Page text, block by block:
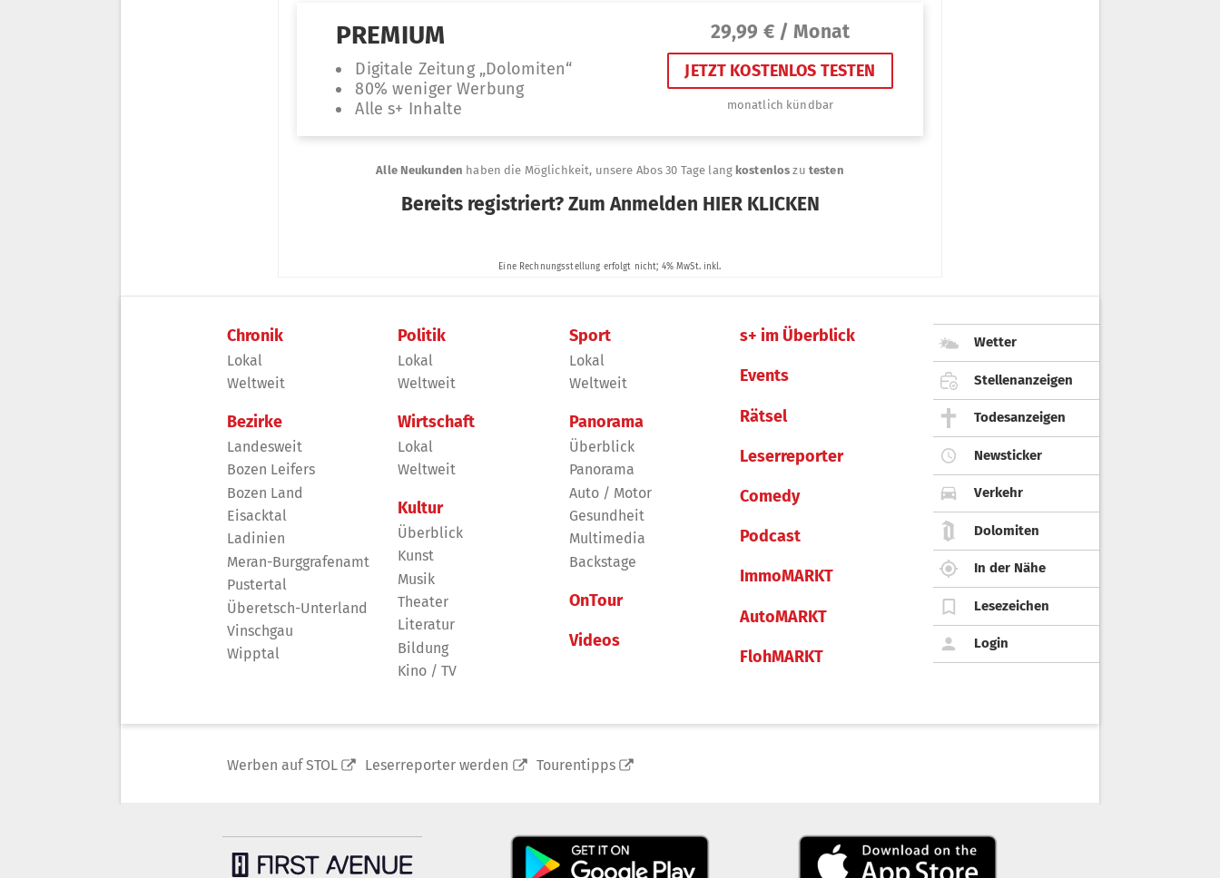
Chronik
Lokal
Weltweit
Bezirke
Landesweit
Bozen Leifers
Bozen Land
Eisacktal
Ladinien
Meran-Burggrafenamt
Pustertal
Überetsch-Unterland
Vinschgau
Wipptal
Politik
Lokal
Weltweit
Wirtschaft
Lokal
Weltweit
Kultur
Überblick
Kunst
Musik
Theater
Literatur
Bildung
Kino / TV
Sport
Lokal
Weltweit
Panorama
Überblick
Panorama
Auto / Motor
Gesundheit
Multimedia
Backstage
OnTour
Videos
s+ im Überblick
Events
Rätsel
Leserreporter
Comedy
Podcast
ImmoMARKT
AutoMARKT
FlohMARKT
Wetter
Stellenanzeigen
Todesanzeigen
Newsticker
Verkehr
Dolomiten
In der Nähe
Lesezeichen
Login
Werben auf STOL Leserreporter werden Tourentipps